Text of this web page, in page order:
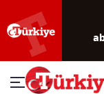
okuma
deneyimi